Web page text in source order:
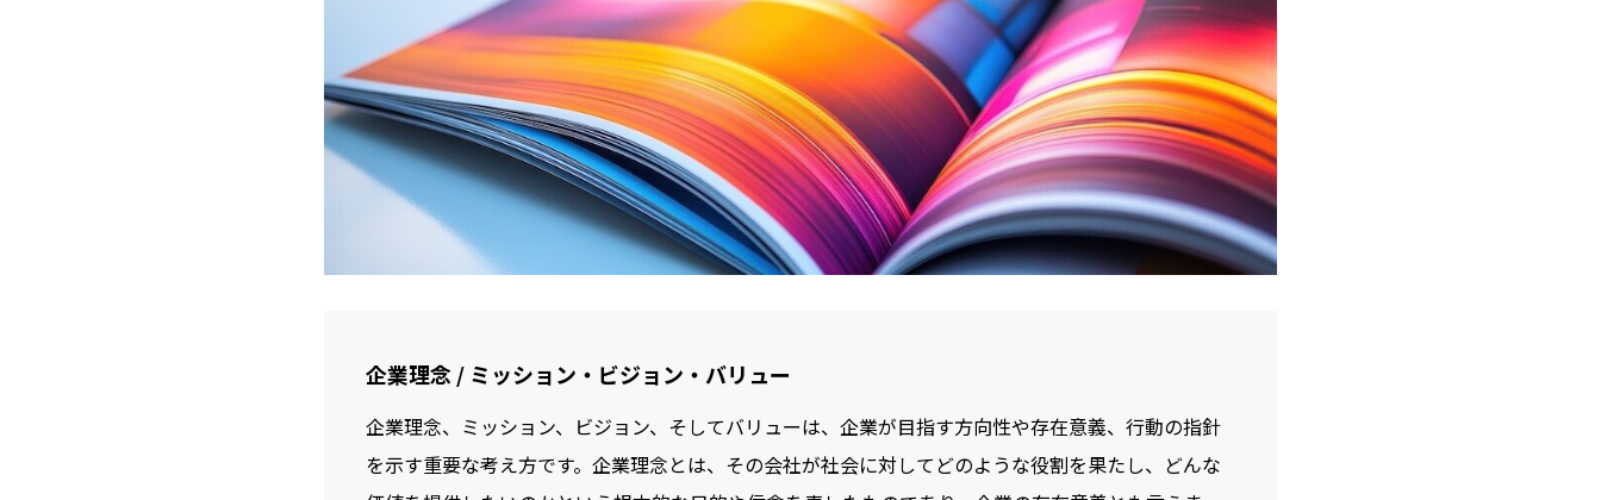
企業理念 / ミッション・ビジョン・バリュー
企業理念、ミッション、ビジョン、そしてバリューは、企業が目指す方向性や存在意義、行動の指針
を示す重要な考え方です。企業理念とは、その会社が社会に対してどのような役割を果たし、どんな